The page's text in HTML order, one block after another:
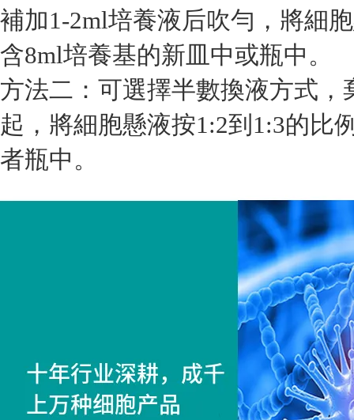
補加1-2ml培養液后吹勻，將細
含8ml培養基的新皿中或瓶中。
方法二：可選擇半數換液方式
起，將細胞懸液按1:2到1:3的比
者瓶中。